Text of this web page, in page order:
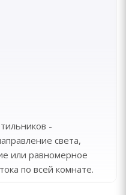
-
света,
или равномерное
по всей комнате.